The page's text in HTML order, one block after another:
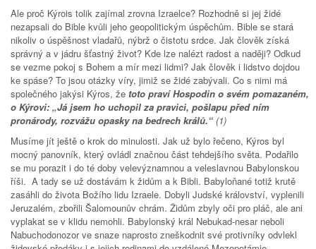
Ale proč Kýrois tolik zajímal zrovna Izraelce? Rozhodně si jej židé
nezapsali do Bible kvůli jeho geopolitickým úspěchům. Bible se stará
nikoliv o úspěšnost vladařů, nýbrž o čistotu srdce. Jak člověk získá
správný a v jádru šťastný život? Kde lze nalézt radost a naději? Odkud
se vezme pokoj s Bohem a mír mezi lidmi? Jak člověk i lidstvo dojdou
ke spáse? To jsou otázky víry, jimiž se židé zabývali. Co s nimi má
společného jakýsi Kýros, že toto praví Hospodin o svém pomazaném,
o Kýrovi: „Já jsem ho uchopil za pravici, pošlapu před ním
pronárody, rozvážu opasky na bedrech králů.“ (1)
Musíme jít ještě o krok do minulosti. Jak už bylo řečeno, Kýros byl
mocný panovník, který ovládl značnou část tehdejšího světa. Podařilo
se mu porazit i do té doby velevýznamnou a veleslavnou Babylonskou
říši. A tady se už dostávám k židům a k Bibli. Babyloňané totiž krutě
zasáhli do života Božího lidu Izraele. Dobyli Judské království, vyplenili
Jeruzalém, zbořili Šalomounův chrám. Židům zbyly oči pro pláč, ale ani
vyplakat se v klidu nemohli. Babylonský král Nebukad-nesar neboli
Nabuchodonozor ve snaze naprosto zneškodnit své protivníky odvlekl